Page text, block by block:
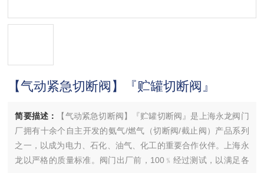
【气动紧急切断阀】『贮罐切断阀』
简要描述：
【气动紧急切断阀】『贮罐切断阀』是上海永龙阀门
厂拥有十余个自主开发的氨气/燃气（切断阀/截止阀）产品系列
之一，以成为电力、石化、油气、化工的重要合作伙伴。上海永
龙以严格的质量标准。阀门出厂前，100﹪经过测试，以满足各